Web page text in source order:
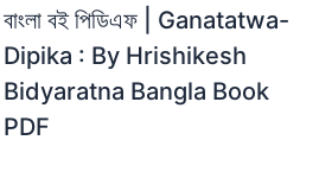
বাংলা বই পিডিএফ | Ganatatwa-
Dipika : By Hrishikesh
Bidyaratna Bangla Book
PDF